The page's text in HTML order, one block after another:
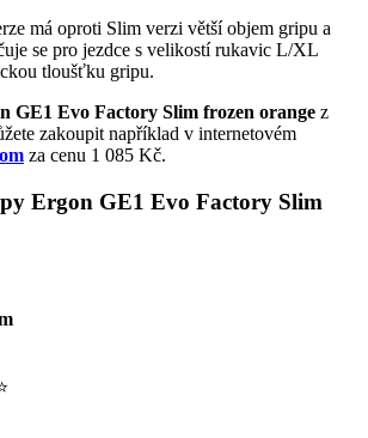
má oproti Slim verzi větší objem gripu a
se pro jezdce s velikostí rukavic L/XL
tloušťku gripu.
GE1 Evo Factory Slim frozen orange z
zakoupit například v internetovém
za cenu 1 085 Kč.
Ergon GE1 Evo Factory Slim